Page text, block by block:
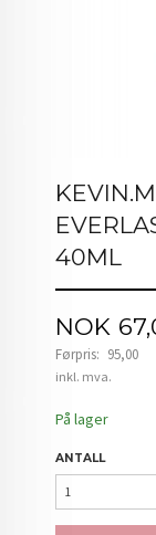
40ML
Tilbud
NOK
Førpris: 95,00
Rabatt
inkl. mva.
På lager
ANTALL